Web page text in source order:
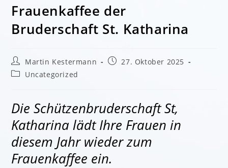
Frauenkaffee der
Bruderschaft St. Katharina
Beitrags-
Autor:
Martin Kestermann
Beitrag27. Oktober 2025
Beitrags-
Uncategorized
Die Schützenbruderschaft St,
Katharina lädt Ihre Frauen in
diesem Jahr wieder zum
Frauenkaffee ein.